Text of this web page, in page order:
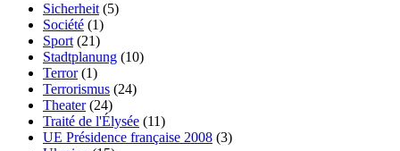
Sicherheit (5)
Société (1)
Sport (21)
Stadtplanung (10)
Terror(1)
Terrorismus (24)
Theater(24)
Traité de l'Élysée (11)
UE Présidence française 2008 (3)